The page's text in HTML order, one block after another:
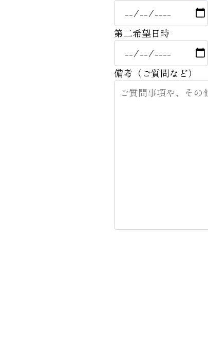
第二希望日時
備考（ご質問など）